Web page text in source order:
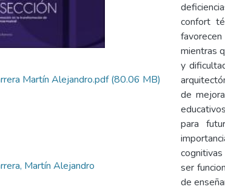
Martín Alejandro.pdf(80.06 MB)
Martín Alejandro
confort
mientras
y
de
para
ser
de